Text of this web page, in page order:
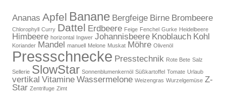
Ananas Apfel Banane Bergfeige Birne Brombeere
Chlorophyll Curry Dattel Erdbeere Feige Fenchel Gurke Heidelbeere
Himbeere horizontal Ingwer Johannisbeere Knoblauch Kohl
Koriander Mandel manuell Melone Muskat Möhre Olivenöl
Pressschnecke Presstechnik Rote Bete Salz
Sellerie SlowStar Sonnenblumenkernöl Süßkartoffel Tomate Urlaub
vertikal Vitamine Wassermelone Weizengras Wurzelgemüse Z-
Star Zentrifuge Zimt